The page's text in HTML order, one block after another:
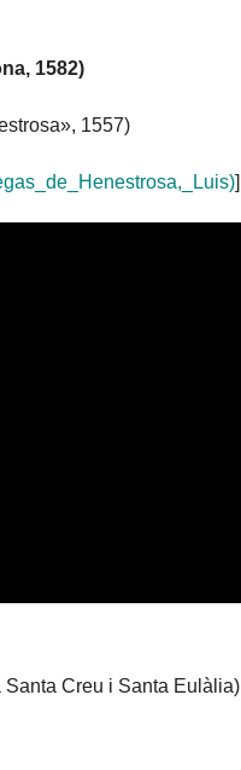
1582)
1557)
]
Santa Creu i Santa Eulàlia)